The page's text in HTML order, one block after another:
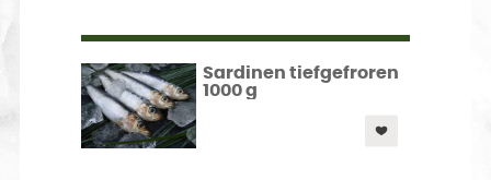
Sardinen tiefgefroren
1000 g